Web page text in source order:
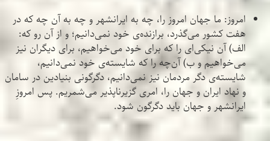
امروز: ما جهان امروز را، چه به ایرانشهر و چه به آن چه که در
هفت کشور می‌گذرد، برازنده‌ی خود نمی‌دانیم؛ و از آن رو که:
الف) آن نیکی‌ای را که برای خود می‌خواهیم، برای دیگران نیز
می‌خواهیم و ب) آن‌چه را که شایسته‌ی خود نمی‌دانیم،
شایسته‌ی دگر مردمان نیز نمی‌دانیم، دگرگونی بنیادین در سامان
و نهاد ایران و جهان را، امری گزیرناپذیر می‌شمریم. پس امروزِ
ایرانشهر و جهان باید دگرگون شود.